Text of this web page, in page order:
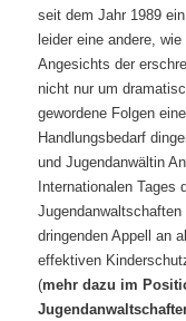
seit dem Jahr 1989
leider eine andere,
Angesichts der
nicht nur um
gewordene Folgen
Handlungsbedarf
und Jugendanwältin
Internationalen Tages
dringenden Appell an
effektiven
(mehr dazu im